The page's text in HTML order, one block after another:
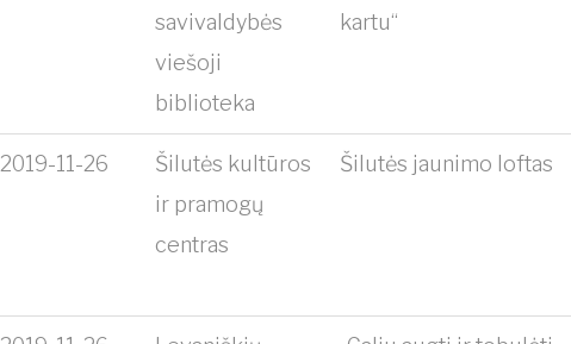
savivaldybės
viešoji
biblioteka
kartu“
2019-11-26
Šilutės kultūros
ir pramogų
centras
Šilutės jaunimo loftas